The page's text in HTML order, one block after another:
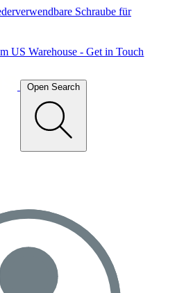
Schraube für
US Warehouse - Get in Touch
Open Search